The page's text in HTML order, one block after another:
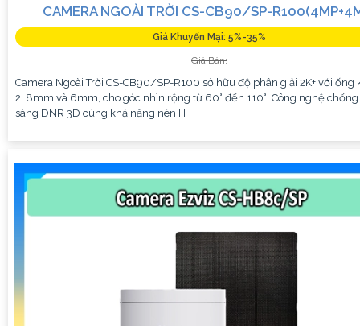
CAMERA NGOÀI TRỜI CS-CB90/SP-
Giá Khuyến Mại: 5%-35%
Giá Bán:
Camera Ngoài Trời CS-CB90/SP-R100 sở hữu độ phân giải 2K+ với ống
2. 8mm và 6mm, cho góc nhìn rộng từ 60° đến 110°. Công nghệ
sáng DNR 3D cùng khả năng nén H